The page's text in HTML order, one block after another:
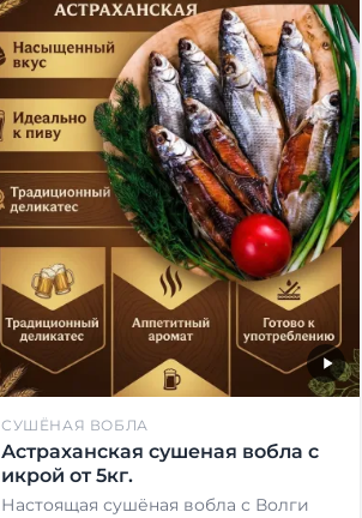
СУШЁНАЯ ВОБЛА
Астраханская сушеная вобла с
икрой от 5кг.
Настоящая сушёная вобла с Волги